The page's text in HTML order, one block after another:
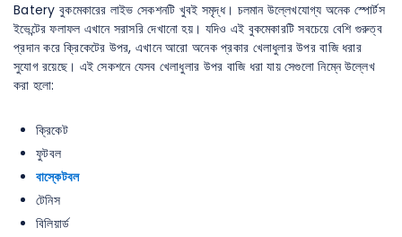
Batery বুকমেকারের লাইভ সেকশনটি খুবই সমৃদ্ধ। চলমান উল্লেখযোগ্য অনেক স্পোর্টস
ইভেন্টের ফলাফল এখানে সরাসরি দেখানো হয়। যদিও এই বুকমেকারটি সবচেয়ে বেশি গুরুত্ব
প্রদান করে ক্রিকেটের উপর, এখানে আরো অনেক প্রকার খেলাধুলার উপর বাজি ধরার
সুযোগ রয়েছে। এই সেকশনে যেসব খেলাধুলার উপর বাজি ধরা যায় সেগুলো নিম্নে উল্লেখ
করা হলো:
ক্রিকেট
ফুটবল
বাস্কেটবল
টেনিস
বিলিয়ার্ড